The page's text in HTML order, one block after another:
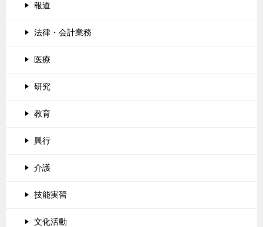
報道
法律・会計業務
医療
研究
教育
興行
介護
技能実習
文化活動